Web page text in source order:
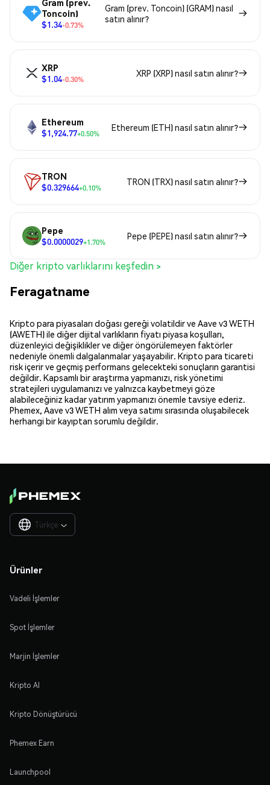
Gram (prev.
Toncoin)
$1.34-0.73%
Gram (prev. Toncoin) (GRAM) nasıl
satın alınır?
XRP
$1.04-0.30%
XRP (XRP) nasıl satın alınır?
Ethereum
$1,924.77+0.50%
Ethereum (ETH) nasıl satın alınır?
TRON
$0.329664+0.10%
TRON (TRX) nasıl satın alınır?
Pepe
$0.0000029+1.70%
Pepe (PEPE) nasıl satın alınır?
Diğer kripto varlıklarını keşfedin >
Feragatname
Kripto para piyasaları doğası gereği volatildir ve Aave v3 WETH
(AWETH) ile diğer dijital varlıkların fiyatı piyasa koşulları,
düzenleyici değişiklikler ve diğer öngörülemeyen faktörler
nedeniyle önemli dalgalanmalar yaşayabilir. Kripto para ticareti
risk içerir ve geçmiş performans gelecekteki sonuçların garantisi
değildir. Kapsamlı bir araştırma yapmanızı, risk yönetimi
stratejileri uygulamanızı ve yalnızca kaybetmeyi göze
alabileceğiniz kadar yatırım yapmanızı önemle tavsiye ederiz.
Phemex, Aave v3 WETH alım veya satımı sırasında oluşabilecek
herhangi bir kayıptan sorumlu değildir.
Türkçe 
Ürünler
Vadeli İşlemler
Spot İşlemler
Marjin İşlemler
Kripto Al
Kripto Dönüştürücü
Phemex Earn
Launchpool